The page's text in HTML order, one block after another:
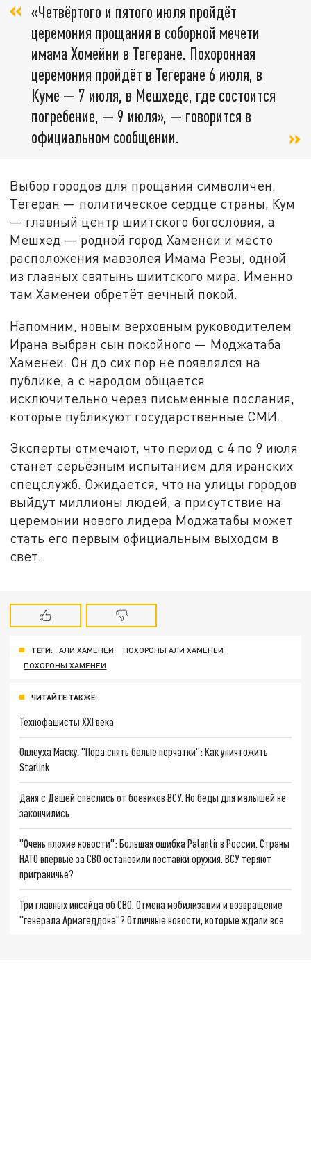
«Четвёртого и пятого июля пройдёт
церемония прощания в соборной мечети
имама Хомейни в Тегеране. Похоронная
церемония пройдёт в Тегеране 6 июля, в
Куме — 7 июля, в Мешхеде, где состоится
погребение, — 9 июля», — говорится в
официальном сообщении.
Выбор городов для прощания символичен.
Тегеран — политическое сердце страны, Кум
— главный центр шиитского богословия, а
Мешхед — родной город Хаменеи и место
расположения мавзолея Имама Резы, одной
из главных святынь шиитского мира. Именно
там Хаменеи обретёт вечный покой.
Напомним, новым верховным руководителем
Ирана выбран сын покойного — Моджатаба
Хаменеи. Он до сих пор не появлялся на
публике, а с народом общается
исключительно через письменные послания,
которые публикуют государственные СМИ.
Эксперты отмечают, что период с 4 по 9 июля
станет серьёзным испытанием для иранских
спецслужб. Ожидается, что на улицы городов
выйдут миллионы людей, а присутствие на
церемонии нового лидера Моджатабы может
стать его первым официальным выходом в
свет.
ТЕГИ: АЛИ ХАМЕНЕИ
ПОХОРОНЫ АЛИ ХАМЕНЕИ
ПОХОРОНЫ ХАМЕНЕИ
ЧИТАЙТЕ ТАКЖЕ:
Технофашисты XXI века
Оплеуха Маску. "Пора снять белые перчатки": Как уничтожить
Starlink
Даня с Дашей спаслись от боевиков ВСУ. Но беды для малышей не
закончились
"Очень плохие новости": Большая ошибка Palantir в России. Страны
НАТО впервые за СВО остановили поставки оружия. ВСУ теряют
приграничье?
Три главных инсайда об СВО. Отмена мобилизации и возвращение
"генерала Армагеддона"? Отличные новости, которые ждали все